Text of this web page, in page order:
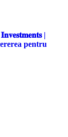
|
pentru